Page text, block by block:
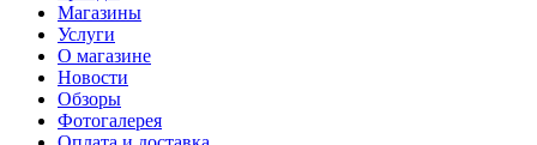
Магазины
Услуги
О магазине
Новости
Обзоры
Фотогалерея